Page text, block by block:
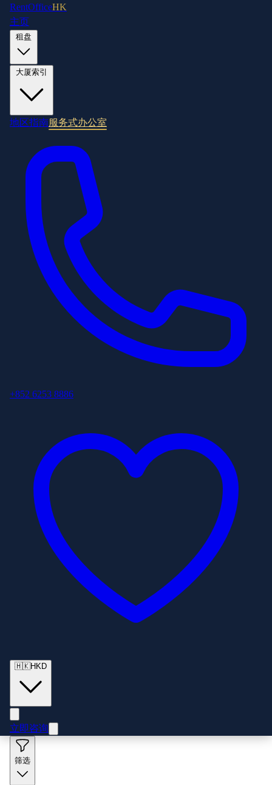
RentOfficeHK
主页
地区指南服务式办公室
+852 6253 8886
🇭🇰HKD
立即咨询
筛选